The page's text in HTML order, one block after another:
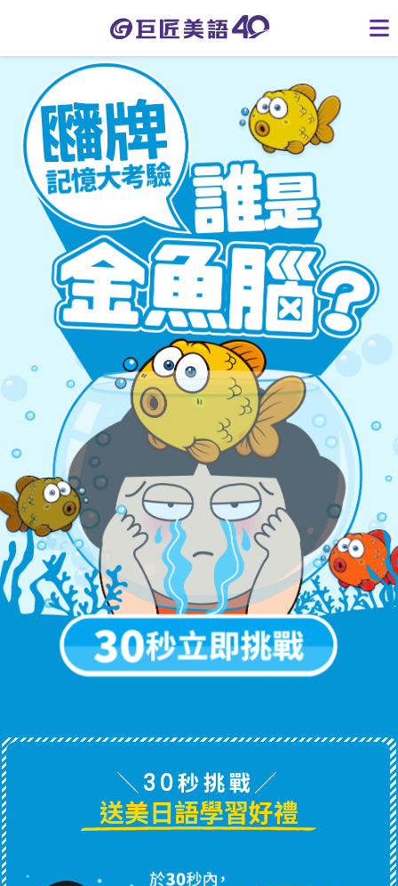
╲30秒挑戰╱
送美日語學習好禮